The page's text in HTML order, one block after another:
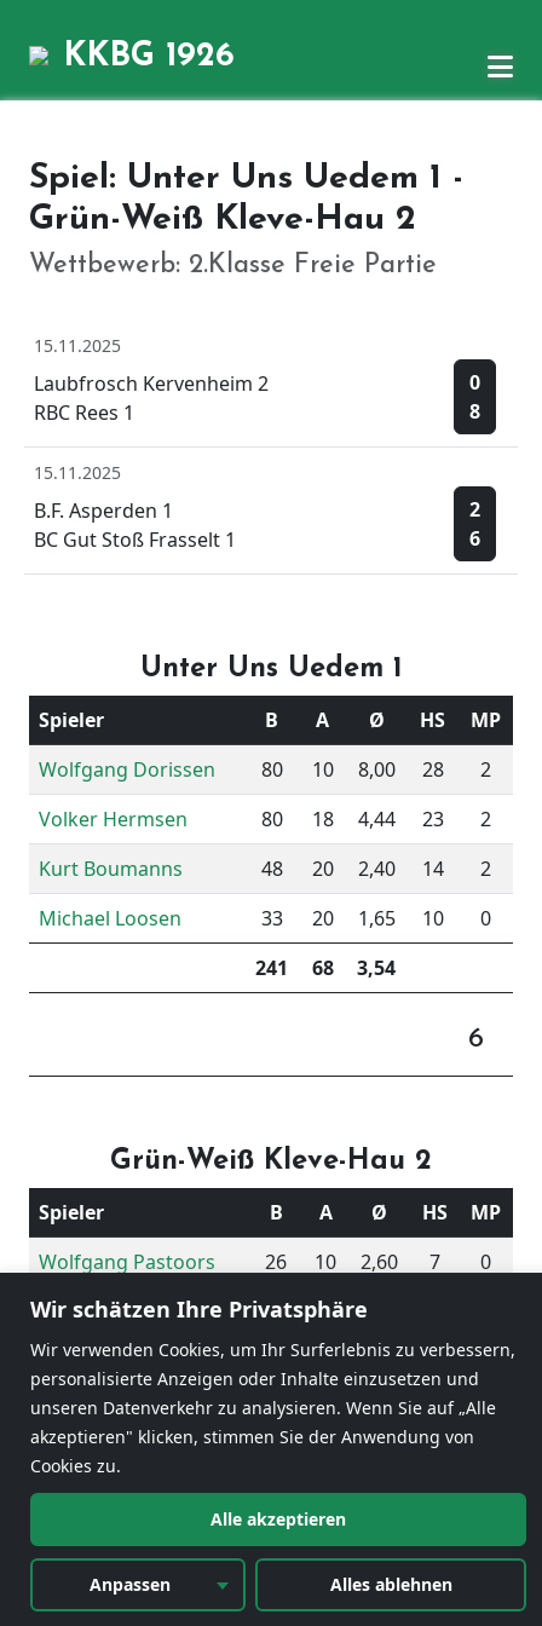
Wir schätzen Ihre Privatsphäre
Wir verwenden Cookies, um Ihr Surferlebnis zu verbessern,
personalisierte Anzeigen oder Inhalte einzusetzen und
unseren Datenverkehr zu analysieren. Wenn Sie auf „Alle
akzeptieren" klicken, stimmen Sie der Anwendung von
Cookies zu.
Anpassen Alles ablehnen
Alle akzeptieren
KKBG 1926
Spiel: Unter Uns Uedem 1 -
Grün-Weiß Kleve-Hau 2
Wettbewerb: 2.Klasse Freie Partie
15.11.2025
Laubfrosch Kervenheim 2
RBC Rees 1
0
8
15.11.2025
B.F. Asperden 1
BC Gut Stoß Frasselt 1
2
6
Unter Uns Uedem 1
Spieler B A Ø HS
MP
Wolfgang Dorissen
80 10 8,00 28
2
Volker Hermsen
80 18 4,44 23
2
Kurt Boumanns
48 20 2,40 14
2
Michael Loosen
33 20 1,65 10
0
241
68 3,54
6
Grün-Weiß Kleve-Hau 2
Spieler B A Ø HS
MP
Wolfgang Pastoors
26 10 2,60 7
0
Werner Berson
63 18 3,50
Stefanos Epenetos
31 20 1,55 13
0
Karl Heinz Cloesters
53 20 2,65 10
2